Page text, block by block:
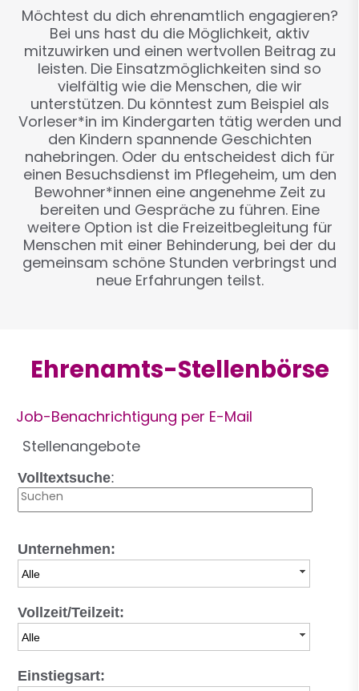
Möchtest du dich ehrenamtlich engagieren?
Bei uns hast du die Möglichkeit, aktiv
mitzuwirken und einen wertvollen Beitrag zu
leisten. Die Einsatzmöglichkeiten sind so
vielfältig wie die Menschen, die wir
unterstützen. Du könntest zum Beispiel als
Vorleser*in im Kindergarten tätig werden und
den Kindern spannende Geschichten
nahebringen. Oder du entscheidest dich für
einen Besuchsdienst im Pflegeheim, um den
Bewohner*innen eine angenehme Zeit zu
bereiten und Gespräche zu führen. Eine
weitere Option ist die Freizeitbegleitung für
Menschen mit einer Behinderung, bei der du
gemeinsam schöne Stunden verbringst und
neue Erfahrungen teilst.
Ehrenamts-Stellenbörse
Job-Benachrichtigung per E-Mail
Stellenangebote
Volltextsuche:
Unternehmen:
Alle
Vollzeit/Teilzeit:
Alle
Einstiegsart: